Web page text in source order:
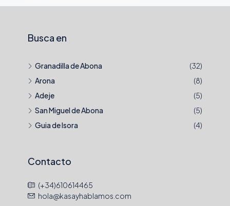
Busca en
Granadilla de Abona
(32)
Arona
(8)
Adeje
(5)
San Miguel de Abona
(5)
Guia de Isora
(4)
Contacto
(+34)610614465
hola@kasayhablamos.com